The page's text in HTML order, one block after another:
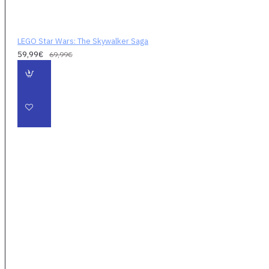
LEGO Star Wars: The Skywalker Saga
59,99€
69,99€